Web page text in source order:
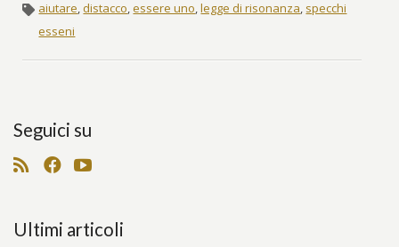
aiutare,distacco,essere uno,legge di risonanza, specchi
esseni
Seguici su
Ultimi articoli